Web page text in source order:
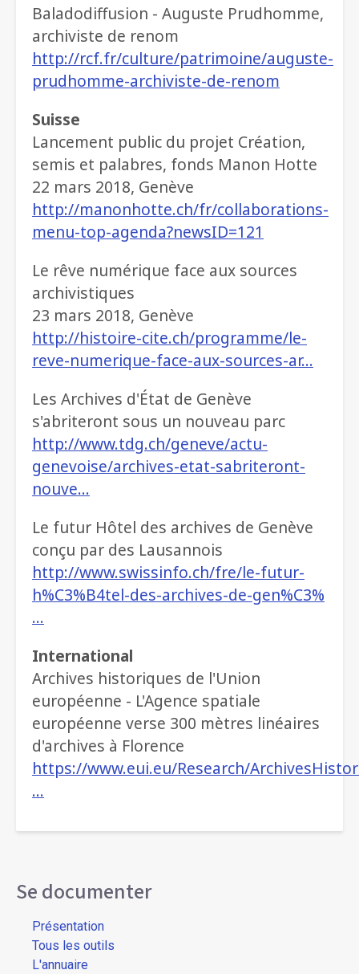
Baladodiffusion - Auguste Prudhomme,
archiviste de renom
http://rcf.fr/culture/patrimoine/auguste-
prudhomme-archiviste-de-renom
Suisse
Lancement public du projet Création,
semis et palabres, fonds Manon Hotte
22 mars 2018, Genève
http://manonhotte.ch/fr/collaborations-
menu-top-agenda?newsID=121
Le rêve numérique face aux sources
archivistiques
23 mars 2018, Genève
http://histoire-cite.ch/programme/le-
reve-numerique-face-aux-sources-ar…
Les Archives d'État de Genève
s'abriteront sous un nouveau parc
http://www.tdg.ch/geneve/actu-
genevoise/archives-etat-sabriteront-
nouve…
Le futur Hôtel des archives de Genève
conçu par des Lausannois
http://www.swissinfo.ch/fre/le-futur-
h%C3%B4tel-des-archives-de-gen%C3%
…
International
Archives historiques de l'Union
européenne - L'Agence spatiale
européenne verse 300 mètres linéaires
d'archives à Florence
https://www.eui.eu/Research/
…
Se documenter
Présentation
Tous les outils
L'annuaire